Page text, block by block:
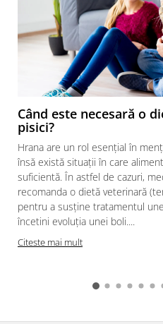
Când este necesară o
pisici?
Hrana are un rol esențial în
însă există situații în care
suficientă. În astfel de cazuri,
recomanda o dietă veterinară
pentru a susține tratamentul
încetini evoluția unei boli....
Citeste mai mult